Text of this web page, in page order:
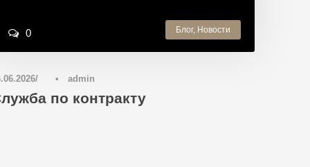
Блог, Новости
0
• admin
по контракту